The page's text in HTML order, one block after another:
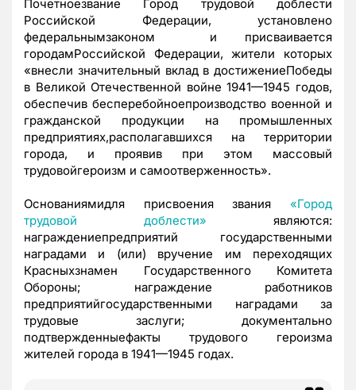
Почетноезвание Город трудовой доблести
Российской Федерации, установлено
федеральнымзаконом и присваивается
городамРоссийской Федерации, жители которых
«внесли значительный вклад в достижениеПобеды
в Великой Отечественной войне 1941—1945 годов,
обеспечив бесперебойноепроизводство военной и
гражданской продукции на промышленных
предприятиях,располагавшихся на территории
города, и проявив при этом массовый
трудовойгероизм и самоотверженность».
Основаниямидля присвоения звания «Город
трудовой доблести» являются:
награждениепредприятий государственными
наградами и (или) вручение им переходящих
Красныхзнамен Государственного Комитета
Обороны; награждение работников
предприятийгосударственными наградами за
трудовые заслуги; документально
подтвержденныефакты трудового героизма
жителей города в 1941—1945 годах.